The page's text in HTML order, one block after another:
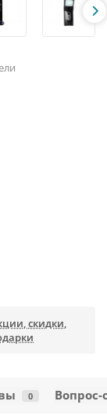
скидки,
0 Вопрос-